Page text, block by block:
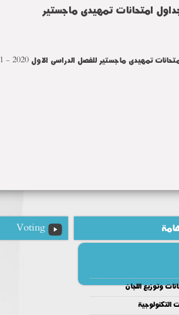
امتحانات تمهيدى ماجستير
تمهيدى ماجستير للفصل الدراسى الاول 2020 - 2021
وتوزيع اللجان
التكنولوجية
Voting